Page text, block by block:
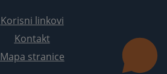
Korisni linkovi
Kontakt
Mapa stranice